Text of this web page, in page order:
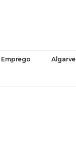
Emprego Algarve